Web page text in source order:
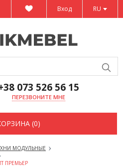
RU
Вход
073 526 56 15
ПЕРЕЗВОНИТЕ МНЕ
(0)
МОДУЛЬНЫЕ
ПРЕМЬЕР